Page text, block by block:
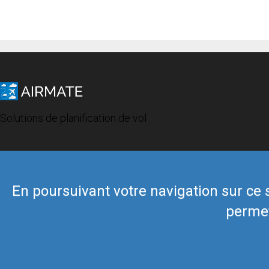
En poursuivant votre navigation sur ce
Solutions de planification de vol